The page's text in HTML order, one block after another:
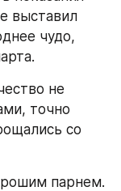
выставил
чудо,
не
точно
со
парнем.